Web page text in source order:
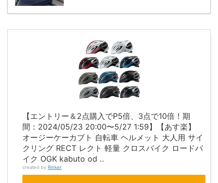
【エントリー＆2点購入でP5倍、3点で10倍！期
間：2024/05/23 20:00〜5/27 1:59】【あす楽】
オージーケーカブト 自転車 ヘルメット 大人用 サイ
クリング RECT レクト 軽量 クロスバイク ロードバ
イク OGK kabuto od ‥
created by Rinker